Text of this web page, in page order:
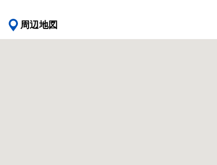
周辺地図